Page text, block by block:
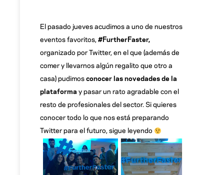
El pasado jueves acudimos a uno de nuestros
eventos favoritos,#FurtherFaster,
organizado por Twitter, en el que (además de
comer y llevarnos algún regalito que otro a
casa) pudimosconocer las novedades de la
plataforma y pasar un rato agradable con el
resto de profesionales del sector. Si quieres
conocer todo lo que nos está preparando
Twitter para el futuro, sigue leyendo